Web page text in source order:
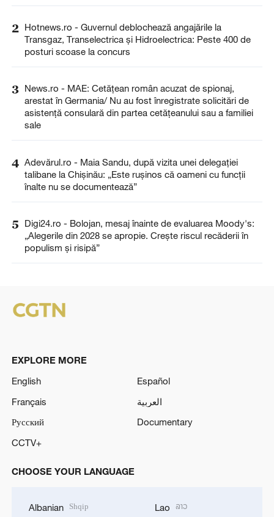
2 Hotnews.ro - Guvernul deblochează angajările la
Transgaz, Transelectrica și Hidroelectrica: Peste 400 de
posturi scoase la concurs
3 News.ro - MAE: Cetăţean român acuzat de spionaj,
arestat în Germania/ Nu au fost înregistrate solicitări de
asistenţă consulară din partea cetăţeanului sau a familiei
sale
4 Adevărul.ro - Maia Sandu, după vizita unei delegației
talibane la Chișinău: „Este rușinos că oameni cu funcții
înalte nu se documentează”
5
Digi24.ro - Bolojan, mesaj înainte de evaluarea Moody's:
„Alegerile din 2028 se apropie. Crește riscul recăderii în
populism și risipă”
EXPLORE MORE
English
Español
Français
العربية
Русский
Documentary
CCTV+
CHOOSE YOUR LANGUAGE
Albanian Shqip Lao ລາວ